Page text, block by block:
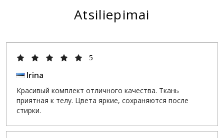
Atsiliepimai
5
Irina
Красивый комплект отличного качества. Ткань
приятная к телу. Цвета яркие, сохраняются после
стирки.